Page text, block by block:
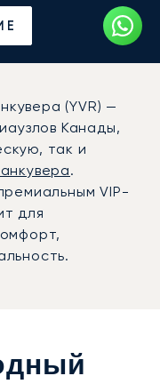
в
(YVR) —
Канады,
так и
.
VIP-
для